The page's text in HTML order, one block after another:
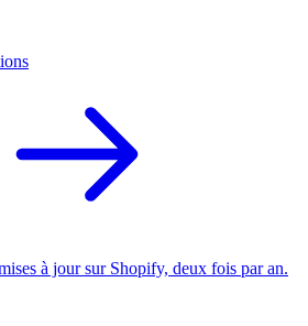
à jour sur Shopify, deux fois par an.